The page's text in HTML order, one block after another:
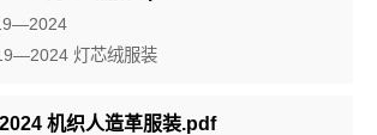
灯芯绒服装
机织人造革服装.pdf